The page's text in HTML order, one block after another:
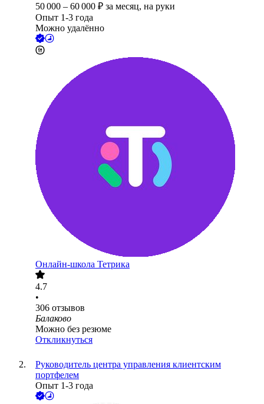
50 000 – 60 000 ₽ за месяц, на руки
Опыт 1-3 года
Можно удалённо
Онлайн-школа Тетрика
4.7
•
306 отзывов
Балаково
Можно без резюме
Откликнуться
Руководитель центра управления клиентским
портфелем
Опыт 1-3 года